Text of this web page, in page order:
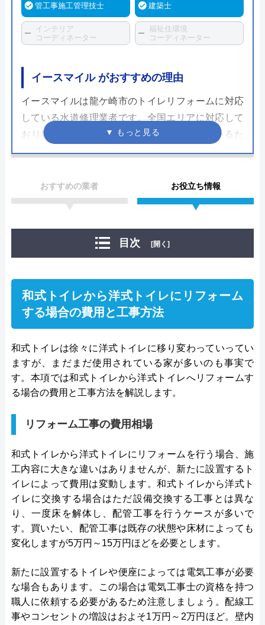
管工事施工管理技士 建築士
インテリア
コーディネーター
福祉住環境
コーディネーター
イースマイル がおすすめの理由
イースマイルは龍ケ崎市のトイレリフォームに対応
している水道修理業者です。全国エリアに対応して
おり数多くのトイレの修理や交換してきているた
め、その実績だけでなく、さまざまな自治体の水道
るため、技術面では非常に信頼できる業者です。
24時間365日で対応可能で見積もりや出張料も無料
公式サイトで
料金詳細を見る
今すぐ電話で相談する
0120-091-026
受付時間： 24時間
イースマイル の基本情報
運営会社 株式会社イ―スマイル
代表者 島村禮孝
創業・設立 平成4年6月1日創業
本社所在地
〒542-0066
大阪府大阪市中央区瓦屋町3丁目7-3 イ
おすすめの業者 お役立ち情報
目次 [開く]
和式トイレから洋式トイレにリフォーム
する場合の費用と工事方法
和式トイレは徐々に洋式トイレに移り変わっていってい
ますが、まだまだ使用されている家が多いのも事実で
す。本項では和式トイレから洋式トイレへリフォームす
る場合の費用と工事方法を解説します。
リフォーム工事の費用相場
和式トイレから洋式トイレにリフォームを行う場合、施
工内容に大きな違いはありませんが、新たに設置するト
イレによって費用は変動します。和式トイレから洋式ト
イレに交換する場合はただ設備交換する工事とは異な
り、一度床を解体し、配管工事を行うケースが多いで
す。買いたい、配管工事は既存の状態や床材によっても
変化しますが5万円～15万円ほどを必要とします。
新たに設置するトイレや便座によっては電気工事が必要
な場合もあります。この場合は電気工事士の資格を持つ
職人に依頼する必要があるため注意しましょう。配線工
事やコンセントの増設はおよそ1万円～2万円ほど。壁内